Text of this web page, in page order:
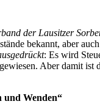
der Lausitzer
bekannt, aber
: Es wird
Aber damit
und Wenden“